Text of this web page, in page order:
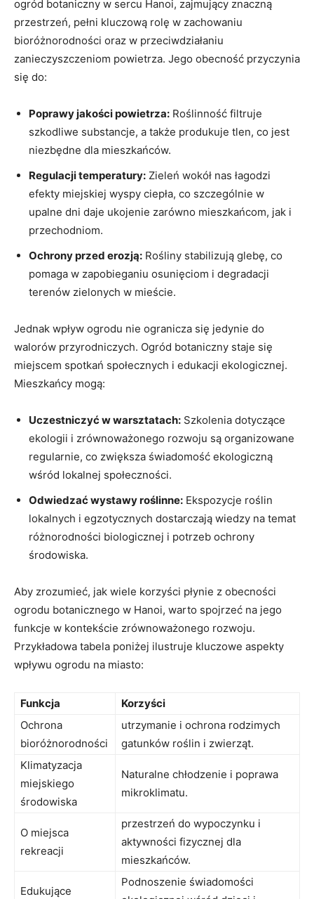
ogród botaniczny w sercu Hanoi, zajmujący znaczną
przestrzeń, pełni kluczową rolę w zachowaniu
bioróżnorodności oraz w przeciwdziałaniu
zanieczyszczeniom powietrza. Jego obecność przyczynia
się do:
Poprawy jakości powietrza: Roślinność filtruje
szkodliwe substancje, a także produkuje tlen, co jest
niezbędne dla mieszkańców.
Regulacji temperatury: Zieleń wokół nas łagodzi
efekty miejskiej wyspy ciepła, co szczególnie w
upalne dni daje ukojenie zarówno mieszkańcom, jak i
przechodniom.
Ochrony przed erozją: Rośliny stabilizują glebę, co
pomaga w zapobieganiu osunięciom i degradacji
terenów zielonych w mieście.
Jednak wpływ ogrodu nie ogranicza się jedynie do
walorów przyrodniczych. Ogród botaniczny staje się
miejscem spotkań społecznych i edukacji ekologicznej.
Mieszkańcy mogą:
Uczestniczyć w warsztatach: Szkolenia dotyczące
ekologii i zrównoważonego rozwoju są organizowane
regularnie, co zwiększa świadomość ekologiczną
wśród lokalnej społeczności.
Odwiedzać wystawy roślinne: Ekspozycje roślin
lokalnych i egzotycznych dostarczają wiedzy na temat
różnorodności biologicznej i potrzeb ochrony
środowiska.
Aby zrozumieć, jak wiele korzyści płynie z obecności
ogrodu botanicznego w Hanoi, warto spojrzeć na jego
funkcje w kontekście zrównoważonego rozwoju.
Przykładowa tabela poniżej ilustruje kluczowe aspekty
wpływu ogrodu na miasto:
Funkcja
Korzyści
Ochrona
bioróżnorodności
utrzymanie i ochrona rodzimych
gatunków roślin i zwierząt.
Klimatyzacja
miejskiego
środowiska
Naturalne chłodzenie i poprawa
mikroklimatu.
O miejsca
rekreacji
przestrzeń do wypoczynku i
aktywności fizycznej dla
mieszkańców.
Edukujące
Podnoszenie świadomości